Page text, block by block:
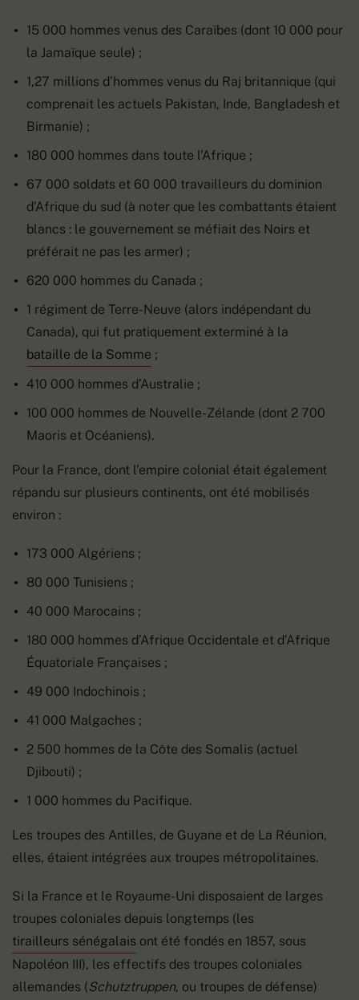
15 000 hommes venus des Caraïbes (dont 10 000 pour
la Jamaïque seule) ;
1,27 millions d’hommes venus du Raj britannique (qui
comprenait les actuels Pakistan, Inde, Bangladesh et
Birmanie) ;
180 000 hommes dans toute l’Afrique ;
67 000 soldats et 60 000 travailleurs du dominion
d’Afrique du sud (à noter que les combattants étaient
blancs : le gouvernement se méfiait des Noirs et
préférait ne pas les armer) ;
620 000 hommes du Canada ;
1 régiment de Terre-Neuve (alors indépendant du
Canada), qui fut pratiquement exterminé à la
bataille de la Somme ;
410 000 hommes d’Australie ;
100 000 hommes de Nouvelle-Zélande (dont 2 700
Maoris et Océaniens).
Pour la France, dont l’empire colonial était également
répandu sur plusieurs continents, ont été mobilisés
environ :
173 000 Algériens ;
80 000 Tunisiens ;
40 000 Marocains ;
180 000 hommes d’Afrique Occidentale et d’Afrique
Équatoriale Françaises ;
49 000 Indochinois ;
41 000 Malgaches ;
2 500 hommes de la Côte des Somalis (actuel
Djibouti) ;
1 000 hommes du Pacifique.
Les troupes des Antilles, de Guyane et de La Réunion,
elles, étaient intégrées aux troupes métropolitaines.
Si la France et le Royaume-Uni disposaient de larges
troupes coloniales depuis longtemps (les
tirailleurs sénégalais ont été fondés en 1857, sous
Napoléon III), les effectifs des troupes coloniales
allemandes (Schutztruppen, ou troupes de défense)